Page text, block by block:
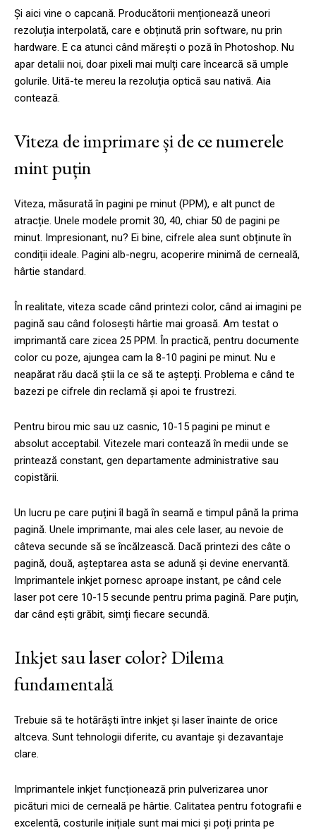
Și aici vine o capcană. Producătorii menționează uneori
rezoluția interpolată, care e obținută prin software, nu prin
hardware. E ca atunci când mărești o poză în Photoshop. Nu
apar detalii noi, doar pixeli mai mulți care încearcă să umple
golurile. Uită-te mereu la rezoluția optică sau nativă. Aia
contează.
Viteza de imprimare și de ce numerele
mint puțin
Viteza, măsurată în pagini pe minut (PPM), e alt punct de
atracție. Unele modele promit 30, 40, chiar 50 de pagini pe
minut. Impresionant, nu? Ei bine, cifrele alea sunt obținute în
condiții ideale. Pagini alb-negru, acoperire minimă de cerneală,
hârtie standard.
În realitate, viteza scade când printezi color, când ai imagini pe
pagină sau când folosești hârtie mai groasă. Am testat o
imprimantă care zicea 25 PPM. În practică, pentru documente
color cu poze, ajungea cam la 8-10 pagini pe minut. Nu e
neapărat rău dacă știi la ce să te aștepți. Problema e când te
bazezi pe cifrele din reclamă și apoi te frustrezi.
Pentru birou mic sau uz casnic, 10-15 pagini pe minut e
absolut acceptabil. Vitezele mari contează în medii unde se
printează constant, gen departamente administrative sau
copistării.
Un lucru pe care puțini îl bagă în seamă e timpul până la prima
pagină. Unele imprimante, mai ales cele laser, au nevoie de
câteva secunde să se încălzească. Dacă printezi des câte o
pagină, două, așteptarea asta se adună și devine enervantă.
Imprimantele inkjet pornesc aproape instant, pe când cele
laser pot cere 10-15 secunde pentru prima pagină. Pare puțin,
dar când ești grăbit, simți fiecare secundă.
Inkjet sau laser color? Dilema
fundamentală
Trebuie să te hotărăști între inkjet și laser înainte de orice
altceva. Sunt tehnologii diferite, cu avantaje și dezavantaje
clare.
Imprimantele inkjet funcționează prin pulverizarea unor
picături mici de cerneală pe hârtie. Calitatea pentru fotografii e
excelentă, costurile inițiale sunt mai mici și poți printa pe